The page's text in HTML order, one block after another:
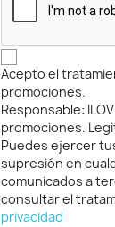
Acepto el
promociones.
Responsable:
promociones.
Puedes ejercer
supresión en
comunicados a
consultar el
privacidad